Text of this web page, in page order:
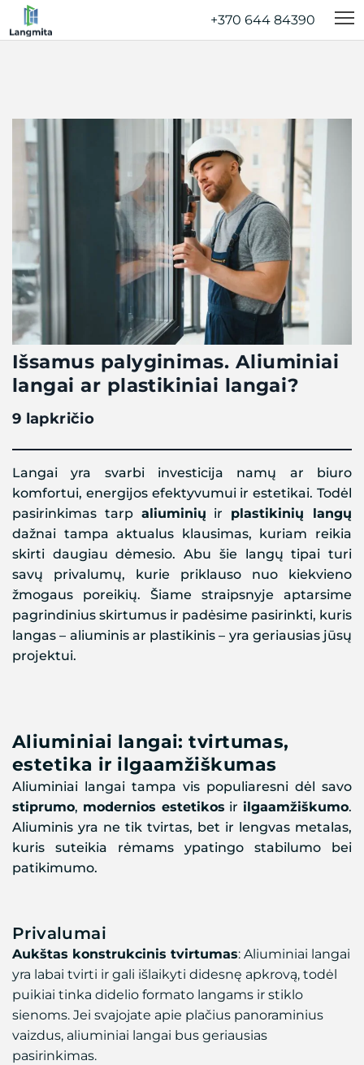
+370 644 84390‬
9 lapkričio
Išsamus palyginimas. Aliuminiai
langai ar plastikiniai langai?
Langai yra svarbi investicija namų ar biuro
komfortui, energijos efektyvumui ir estetikai. Todėl
pasirinkimas tarp aliuminių ir plastikinių langų
dažnai tampa aktualus klausimas, kuriam reikia
skirti daugiau dėmesio. Abu šie langų tipai turi
savų privalumų, kurie priklauso nuo kiekvieno
žmogaus poreikių. Šiame straipsnyje aptarsime
pagrindinius skirtumus ir padėsime pasirinkti, kuris
langas – aliuminis ar plastikinis – yra geriausias jūsų
projektui.
Aliuminiai langai: tvirtumas,
estetika ir ilgaamžiškumas
Aliuminiai langai tampa vis populiaresni dėl savo
stiprumo, modernios estetikos ir ilgaamžiškumo.
Aliuminis yra ne tik tvirtas, bet ir lengvas metalas,
kuris suteikia rėmams ypatingo stabilumo bei
patikimumo.
Privalumai
Aukštas konstrukcinis tvirtumas: Aliuminiai langai
yra labai tvirti ir gali išlaikyti didesnę apkrovą, todėl
puikiai tinka didelio formato langams ir stiklo
sienoms. Jei svajojate apie plačius panoraminius
vaizdus, aliuminiai langai bus geriausias
pasirinkimas.